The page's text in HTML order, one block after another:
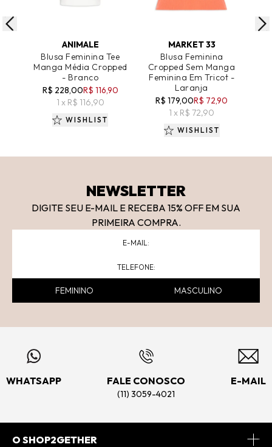
ANIMALE
Blusa Feminina Tee
Manga Média Cropped
- Branco
R$ 228,00R$ 116,90
1 x R$ 116,90
WISHLIST
MARKET 33
Blusa Feminina
Cropped Sem Manga
Feminina Em Tricot -
Laranja
R$ 179,00R$ 72,90
1 x R$ 72,90
WISHLIST
NEWSLETTER
DIGITE SEU E-MAIL E RECEBA 15% OFF EM SUA
PRIMEIRA COMPRA.
FEMININO MASCULINO
WHATSAPP FALE CONOSCO
(11) 3059-4021
E-MAIL
O SHOP2GETHER